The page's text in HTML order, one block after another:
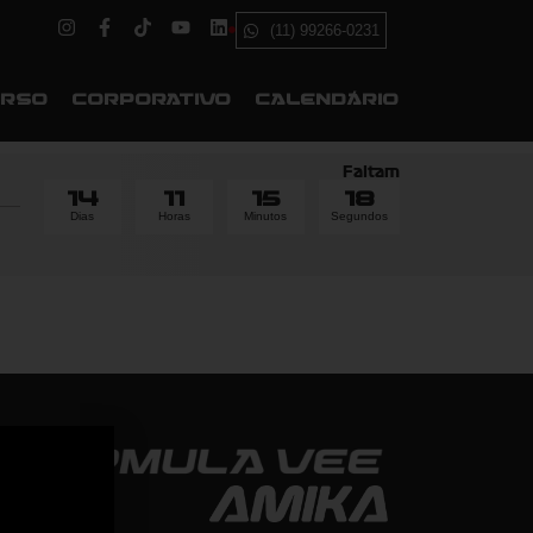
(11) 99266-0231
CORPORATIVO CALENDÁRIO
Faltam
14
Dias Horas
15
Minutos
18
Segundos